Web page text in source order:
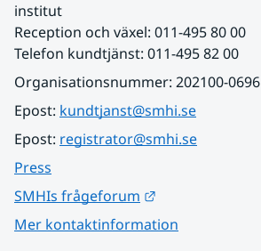
institut
Reception och växel: 011-495 80 00
Telefon kundtjänst: 011-495 82 00
Organisationsnummer: 202100-0696
Epost: kundtjanst@smhi.se
Epost: registrator@smhi.se
Press
SMHIs frågeforum
Mer kontaktinformation